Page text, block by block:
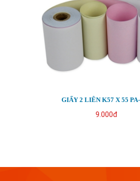
GIẤY 2 LIÊN K57 X 55 PA-
9.000đ